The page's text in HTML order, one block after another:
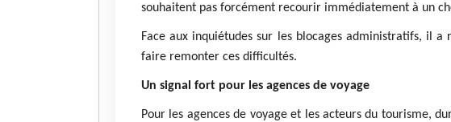
souhaitent pas forcément recourir immédiatement à un
Face aux inquiétudes sur les blocages administratifs, il
faire remonter ces difficultés.
Un signal fort pour les agences de voyage
Pour les agences de voyage et les acteurs du tourisme,